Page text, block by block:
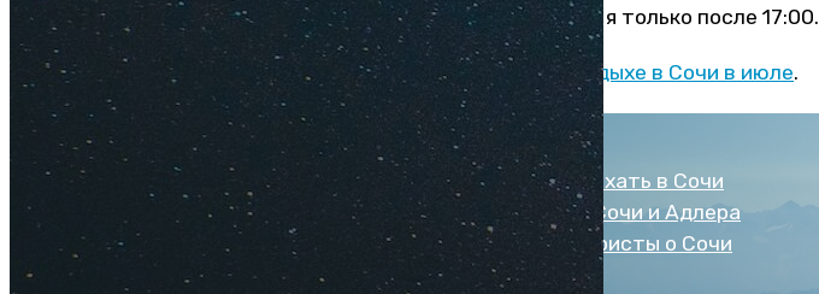
наслаждалась прохладой я только после 17:00.
Узнайте подробнее об отдыхе в Сочи в июле.
Где лучше отдыхать в Сочи
Лучшие пляжи Сочи и Адлера
Что думают туристы о Сочи